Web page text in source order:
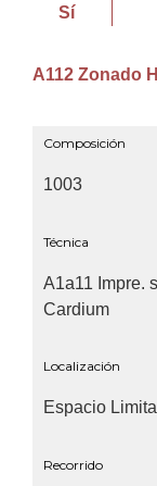
Sí
A112 Zonado
Composición
1003
Técnica
A1a11 Impre.
Cardium
Localización
Espacio
Recorrido